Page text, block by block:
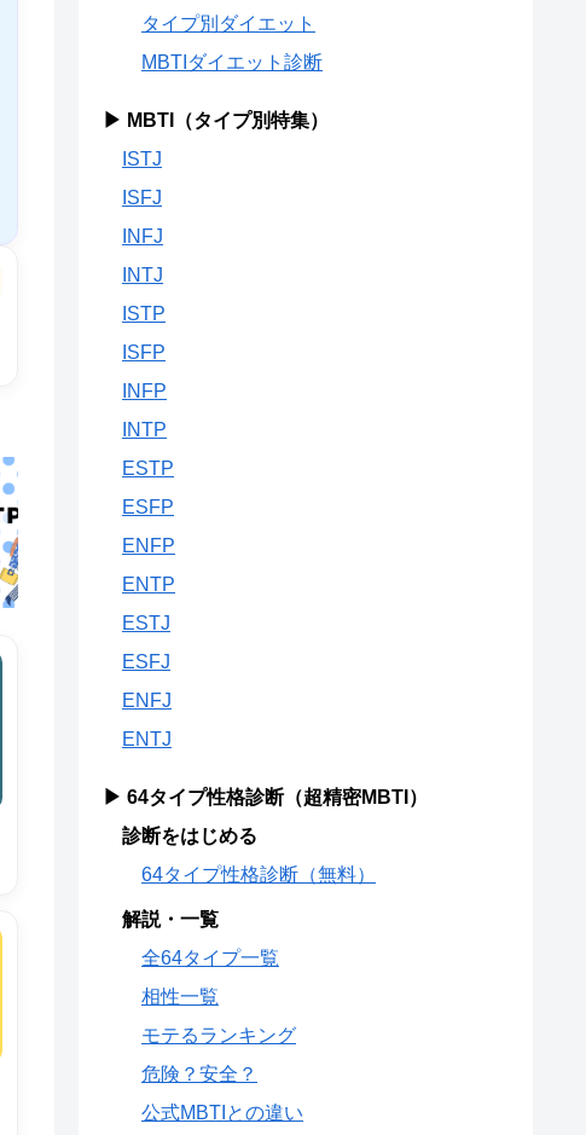
タイプ別ダイエット
MBTIダイエット診断
▶ MBTI（タイプ別特集）
ISTJ
ISFJ
INFJ
INTJ
ISTP
ISFP
INFP
INTP
ESTP
ESFP
ENFP
ENTP
ESTJ
ESFJ
ENFJ
ENTJ
▶ 64タイプ性格診断（超精密MBTI）
診断をはじめる
64タイプ性格診断（無料）
解説・一覧
全64タイプ一覧
相性一覧
モテるランキング
危険？安全？
公式MBTIとの違い